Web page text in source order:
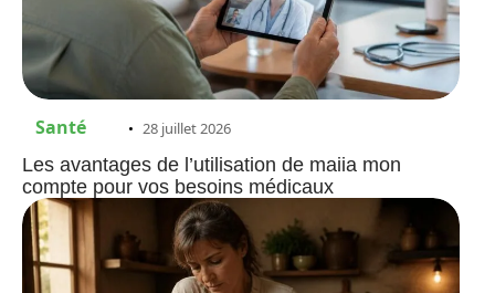
Santé 28 juillet 2026
Les avantages de l’utilisation de maiia mon
compte pour vos besoins médicaux